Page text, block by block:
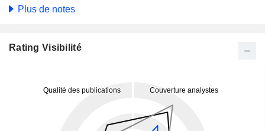
Plus de notes
Rating Visibilité